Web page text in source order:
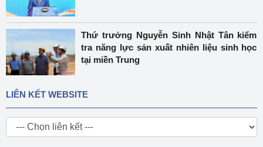
Thứ trưởng Nguyễn Sinh Nhật Tân kiểm
tra năng lực sản xuất nhiên liệu sinh học
tại miền Trung
LIÊN KẾT WEBSITE